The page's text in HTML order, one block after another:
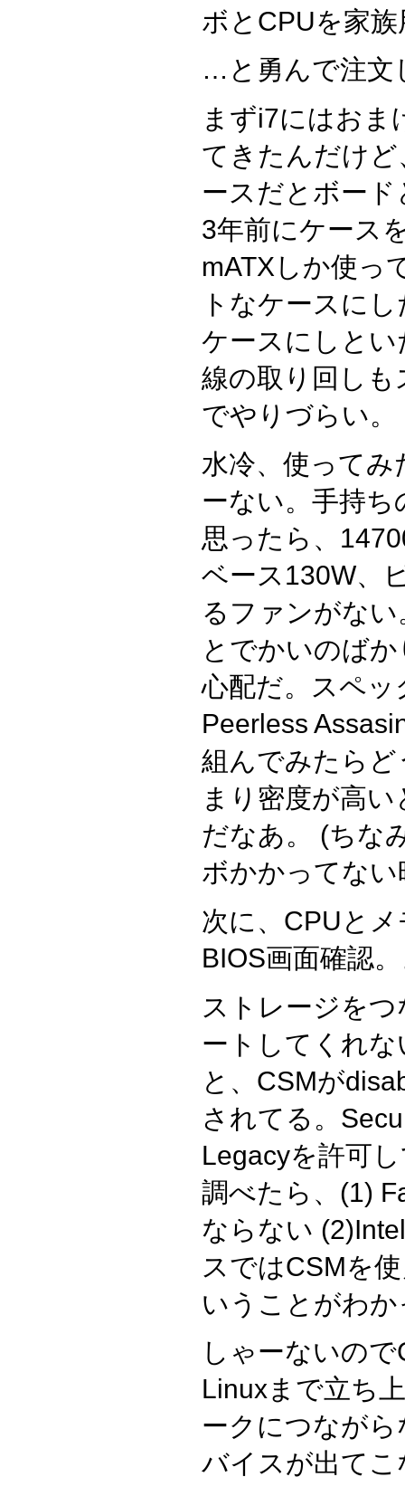
ボとCPUを家
…と勇んで注文
まずi7にはおま
てきたんだけ
ースだとボー
3年前にケース
mATXしか使っ
トなケースに
ケースにしと
線の取り回し
でやりづらい。
水冷、使って
ーない。手持
思ったら、
ベース130W、
るファンがな
とでかいのば
心配だ。スペッ
Peerless
組んでみたら
まり密度が高
だなあ。 (ちな
ボかかってな
次に、CPUと
BIOS画面確認
ストレージを
ートしてくれ
と、CSMが
されてる。
Legacyを許可
調べたら、(1)
ならない
スではCSMを
いうことがわか
しゃーないの
Linuxまで立ち
ークにつなが
バイスが出てこ